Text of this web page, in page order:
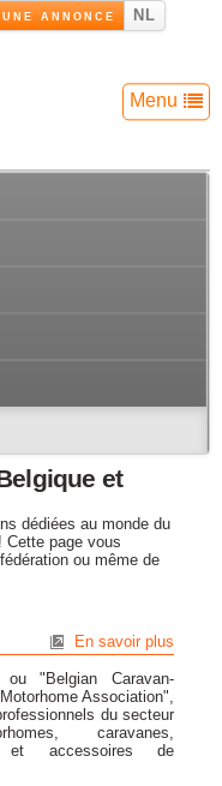
annonce NL
Menu
et
dédiées au monde du
Cette page vous
ou même de
En savoir plus
"Belgian Caravan-
Association",
du secteur
caravanes,
et accessoires de